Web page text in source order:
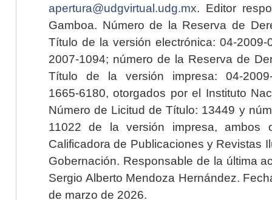
apertura@udgvirtual.udg.mx. Editor
Gamboa. Número de la Reserva de
Título de la versión electrónica: 04-2009-
2007-1094; número de la Reserva de
Título de la versión impresa: 04-2009-
1665-6180, otorgados por el Instituto
Número de Licitud de Título: 13449 y
11022 de la versión impresa, ambos
Calificadora de Publicaciones y Revistas
Gobernación. Responsable de la última
Sergio Alberto Mendoza Hernández.
de marzo de 2026.